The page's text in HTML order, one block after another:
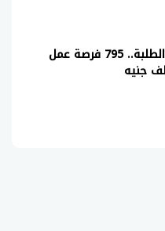
لجميع المؤهلات والطلبة.. 795 فرصة عمل